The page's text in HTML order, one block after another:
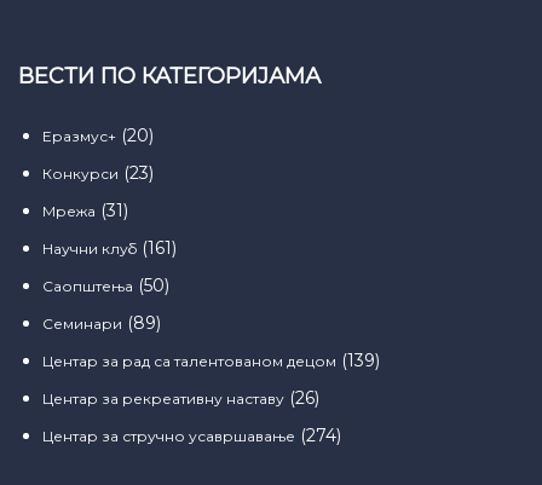
ВЕСТИ ПО КАТЕГОРИЈАМА
Еразмус+ (20)
Конкурси (23)
Мрежа (31)
Научни клуб (161)
Саопштења (50)
Семинари (89)
Центар за рад са талентованом децом (139)
Центар за рекреативну наставу (26)
Центар за стручно усавршавање (274)